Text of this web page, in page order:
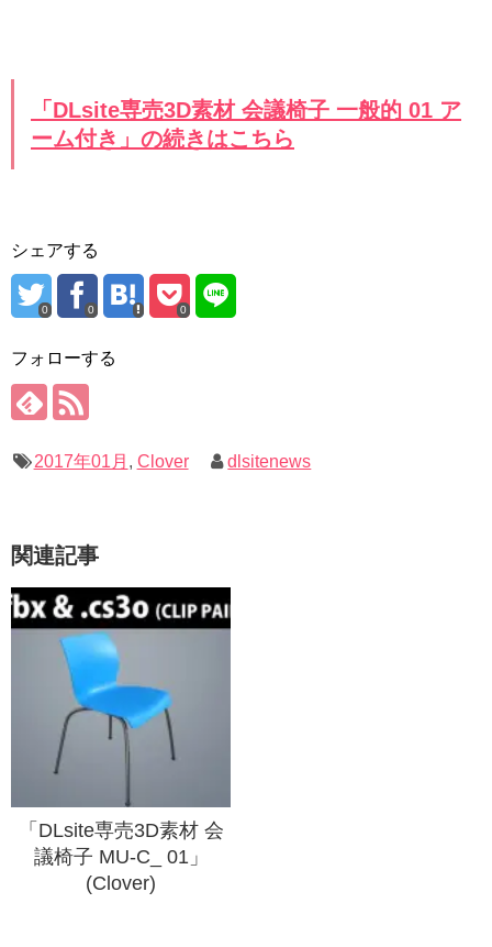
「DLsite専売3D素材 会議椅子 一般的 01 ア
ーム付き」の続きはこちら
シェアする
0 0 0
フォローする
2017年01月 , Clover dlsitenews
関連記事
「DLsite専売3D素材 会
議椅子 MU-C_ 01」
(Clover)